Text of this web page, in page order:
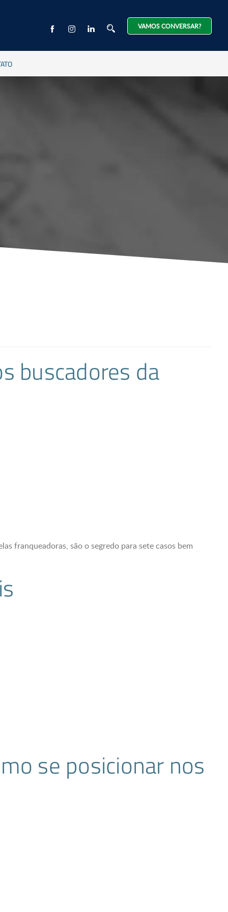
VAMOS CONVERSAR?
buscadores da
franqueadoras, são o segredo para sete casos bem
se posicionar nos